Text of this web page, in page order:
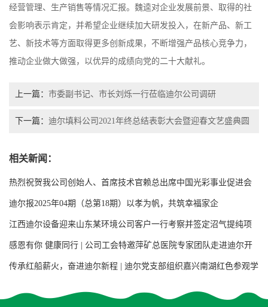
经营管理、生产销售等情况汇报。魏逵对企业发展前景、取得的社
会影响表示肯定，并希望企业继续加大研发投入，在新产品、新工
艺、新技术等方面取得更多创新成果，不断增强产品核心竞争力，
推动企业做大做强，以优异的成绩向党的二十大献礼。
上一篇： 市委副书记、市长刘烁一行莅临迪尔公司调研
下一篇： 迪尔填料公司2021年终总结表彰大会暨迎春文艺盛典圆
相关新闻：
热烈祝贺我公司创始人、首席技术官赖总出席中国光彩事业促进会
第七次会员代表大会
迪尔报2025年04期（总第18期）以孝为帆，共筑幸福家企
江西迪尔设备迎来山东某环境公司客户一行考察并签定沼气提纯项
目用增强聚丙烯阶梯环填料合同
感恩有你 健康同行 | 公司工会特邀萍矿总医院专家团队走进迪尔开
展大型义诊活动
传承红船薪火，奋进迪尔新程 | 迪尔党支部组织嘉兴南湖红色参观学